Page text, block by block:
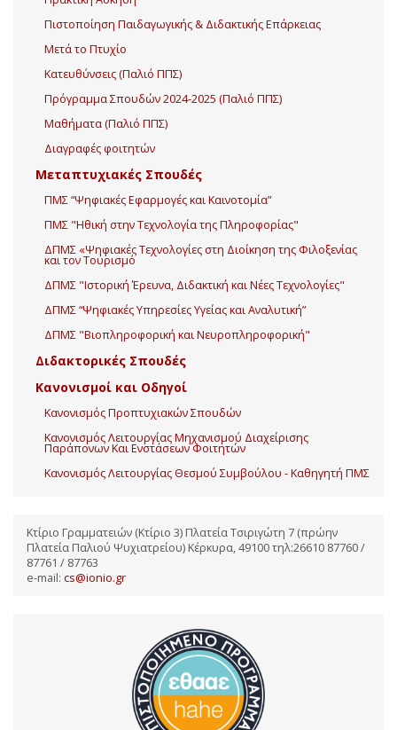
Πιστοποίηση Παιδαγωγικής & Διδακτικής Επάρκειας
Μετά το Πτυχίο
Κατευθύνσεις (Παλιό ΠΠΣ)
Πρόγραμμα Σπουδών 2024-2025 (Παλιό ΠΠΣ)
Μαθήματα (Παλιό ΠΠΣ)
Διαγραφές φοιτητών
Μεταπτυχιακές Σπουδές
ΠΜΣ “Ψηφιακές Εφαρμογές και Καινοτομία”
ΠΜΣ "Ηθική στην Τεχνολογία της Πληροφορίας"
ΔΠΜΣ «Ψηφιακές Τεχνολογίες στη Διοίκηση της Φιλοξενίας
και τον Τουρισμό
ΔΠΜΣ "Ιστορική Έρευνα, Διδακτική και Νέες Τεχνολογίες"
ΔΠΜΣ “Ψηφιακές Υπηρεσίες Υγείας και Αναλυτική”
ΔΠΜΣ "Βιοπληροφορική και Νευροπληροφορική"
Διδακτορικές Σπουδές
Κανονισμοί και Οδηγοί
Κανονισμός Προπτυχιακών Σπουδών
Κανονισμός Λειτουργίας Μηχανισμού Διαχείρισης
Παράπονων Και Ενστάσεων Φοιτητών
Κανονισμός Λειτουργίας Θεσμού Συμβούλου - Καθηγητή ΠΜΣ
Κτίριο Γραμματειών (Κτίριο 3) Πλατεία Τσιριγώτη 7 (πρώην
Πλατεία Παλιού Ψυχιατρείου) Κέρκυρα, 49100 τηλ:26610 87760 /
87761 / 87763
e-mail: cs@ionio.gr